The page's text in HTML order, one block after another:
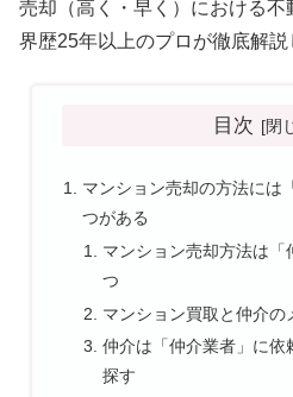
売却（高く・早く）における
界歴25年以上のプロが徹底解説
目次
マンション売却の方法には
つがある
マンション売却方法は「
つ
マンション買取と仲介の
仲介は「仲介業者」に依
探す